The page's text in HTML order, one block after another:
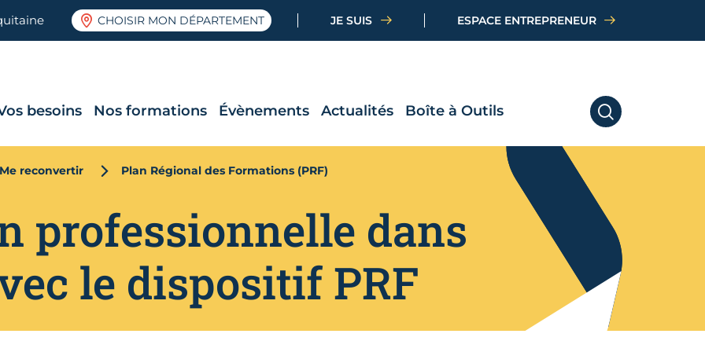
CHOISIR MON DÉPARTEMENT JE SUIS ESPACE ENTREPRENEUR
RECHERCHER
besoins Nos formations Évènements Actualités Boîte à Outils
Me reconvertir Plan Régional des Formations (PRF)
professionnelle dans
le dispositif PRF